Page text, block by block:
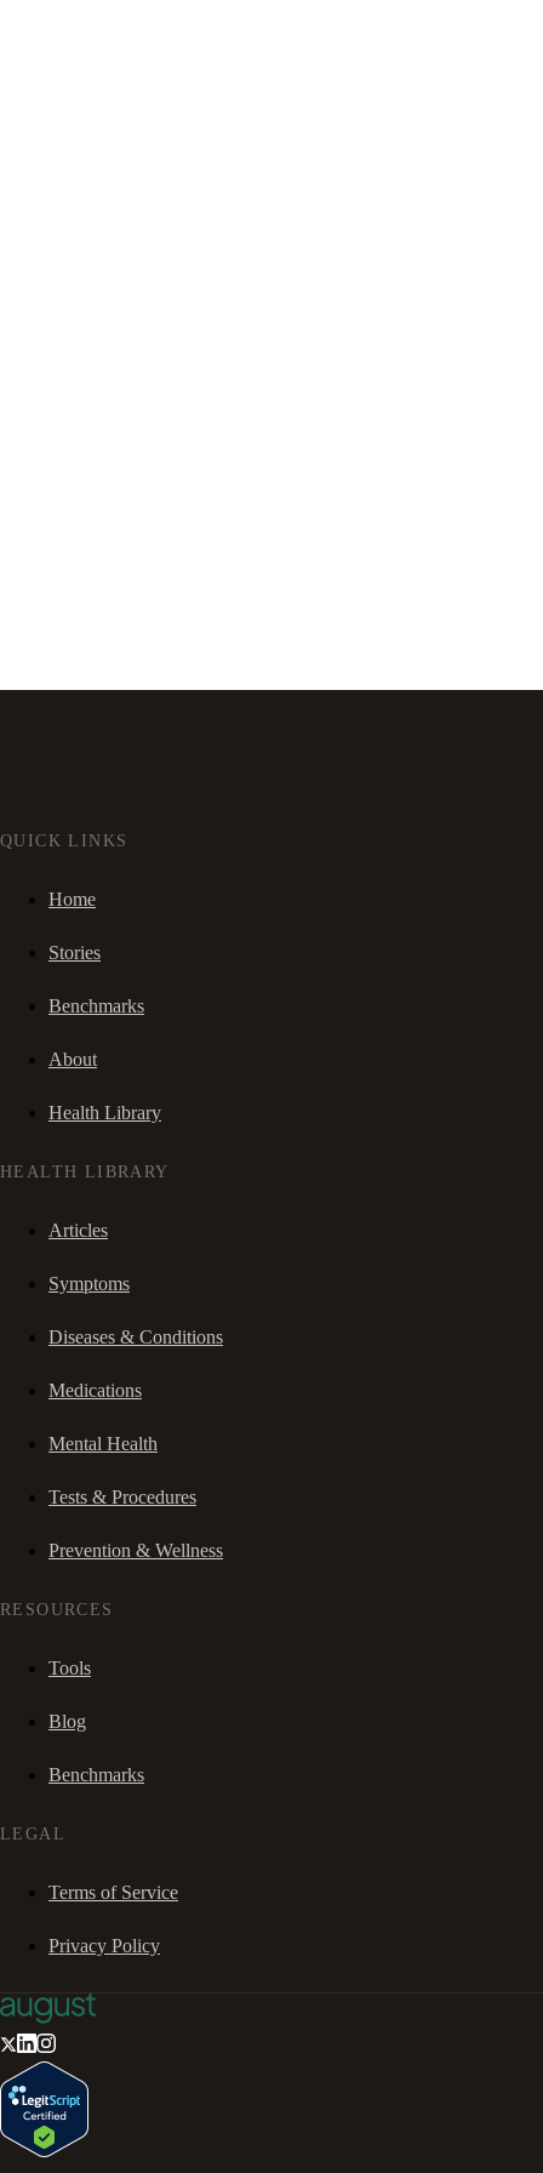
QUICK LINKS
Home
Stories
Benchmarks
About
Health Library
HEALTH LIBRARY
Articles
Symptoms
Diseases & Conditions
Medications
Mental Health
Tests & Procedures
Prevention & Wellness
RESOURCES
Tools
Blog
Benchmarks
LEGAL
Terms of Service
Privacy Policy